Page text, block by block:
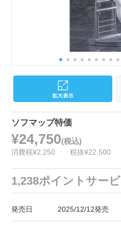
ソフマップ特価
¥24,750(税込)
消費税¥2,250 税抜¥22,500
1,238ポイントサー
発売日 2025/12/12発売